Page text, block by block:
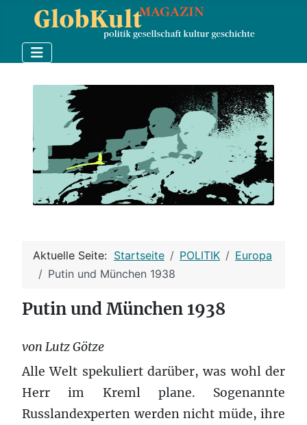
Aktuelle Seite: Startseite POLITIK
Europa
Putin und München 1938
Putin und München 1938
von Lutz Götze
Alle Welt spekuliert darüber, was wohl der
Herr im Kreml plane. Sogenannte
Russlandexperten werden nicht müde, ihre